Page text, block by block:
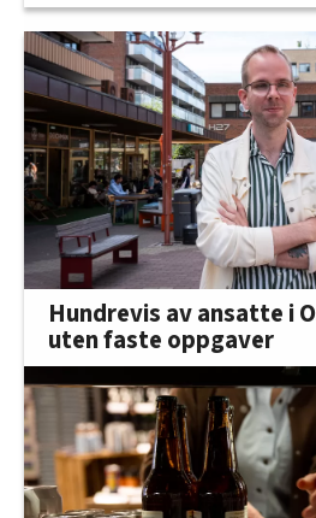
Hundrevis av ansatte i
uten faste oppgaver